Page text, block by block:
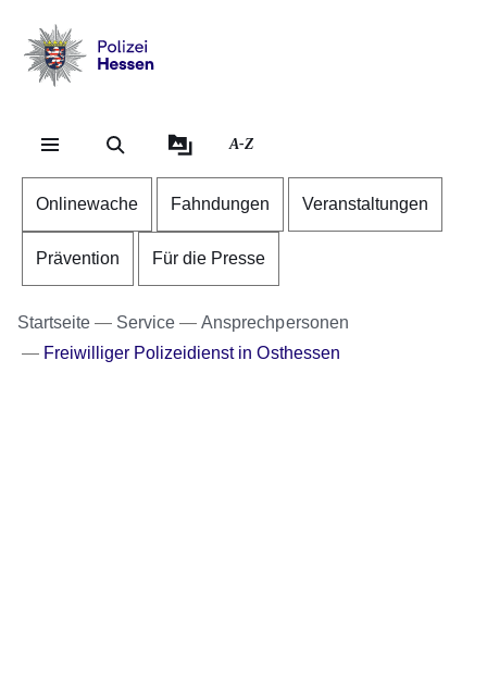
Hessen
A-Z
Onlinewache Fahndungen Veranstaltungen
Prävention Für die Presse
Startseite Service
Ansprechpersonen
Freiwilliger Polizeidienst in Osthessen